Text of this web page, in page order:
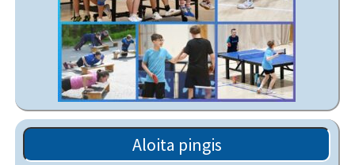
Aloita pingis